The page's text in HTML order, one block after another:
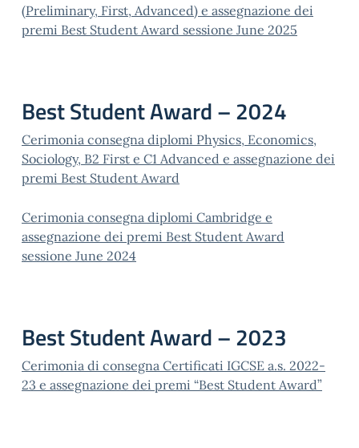
(Preliminary, First, Advanced) e assegnazione dei
premi Best Student Award sessione June 2025
Best Student Award – 2024
Cerimonia consegna diplomi Physics, Economics,
Sociology, B2 First e C1 Advanced e assegnazione dei
premi Best Student Award
Cerimonia consegna diplomi Cambridge e
assegnazione dei premi Best Student Award
sessione June 2024
Best Student Award – 2023
Cerimonia di consegna Certificati IGCSE a.s. 2022-
23 e assegnazione dei premi “Best Student Award”